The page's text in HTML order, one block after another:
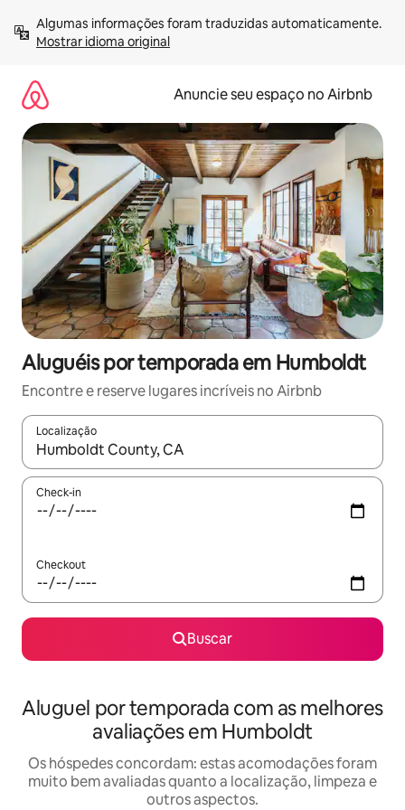
para
Mostrar idioma original
Anuncie seu espaço no Airbnb
Aluguéis por temporada em Humboldt
Encontre e reserve lugares incríveis no Airbnb
Localização
Quando os resultados estiverem disponíveis, explore-os
Check-in
Checkout
Buscar
Aluguel por temporada com as melhores
avaliações em Humboldt
Os hóspedes concordam: estas acomodações foram
muito bem avaliadas quanto a localização, limpeza e
outros aspectos.